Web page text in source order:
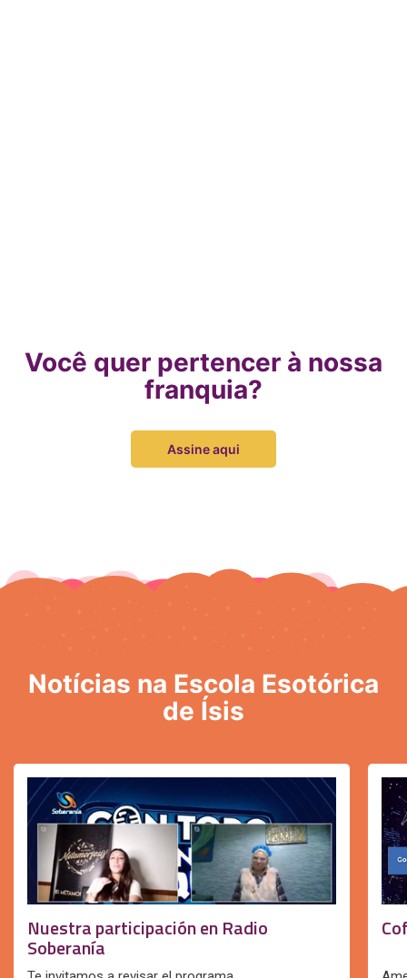
Você quer pertencer à nossa
franquia?
Assine aqui
Notícias na Escola Esotórica
de Ísis
Nuestra participación en Radio
Soberanía